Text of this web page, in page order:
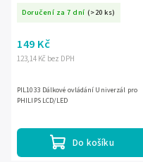
Doručení za 7 dní (>20 ks)
123,14 Kč bez DPH
149 Kč
Do košíku
PIL1033 Dálkové ovládání Univerzál pro
PHILIPS LCD/LED